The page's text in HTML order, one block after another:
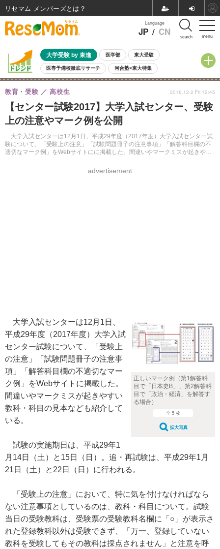
menu
Language
JP / CN search
大学受験 by 東進 医学部 東大受験
医専予備校徹底リサーチ 河合塾×東大特集
親子で考える大学選び 高校受験 中学受験 小学校受験
共通テスト 夏休み
8月開催イベント・WS 全国公立高校 過去問 人気記事
自由研究教材（小学生向け） 自由研究教材（中学生向け）
【センター試験2017】大学入試センター、受験
上の注意やマーク例を公開
大学入試センターは12月1日、平成29年度（2017年度）大学入試センター試
験について、「受験上の注意」「試験問題冊子の注意事項」「解答科目欄の不
適切なマーク例」をWebサイトにに掲載した。間違いやマークミスが起きやす
教育・受験 高校生
advertisement
2016.12.2 Fri 12:45
正しいマーク例（第1解答科
目で「日本史B」、第2解答科
目で「政治・経済」を解答す
る場合）
全 5 枚
拡大写真
大学入試センターは12月1日、
平成29年度（2017年度）大学入試
センター試験について、「受験上
の注意」「試験問題冊子の注意事
項」「解答科目欄の不適切なマー
ク例」をWebサイトに掲載した。
間違いやマークミスが起きやすい
教科・科目の見本なども紹介して
いる。
試験の実施期日は、平成29年1
月14日（土）と15日（日）。追・再試験は、平成29年1月
21日（土）と22日（日）に行われる。
「受験上の注意」において、特に気を付けなければなら
ない注意事項としているのは、教科・科目について。試験
当日の受験教科は、受験票の受験教科名欄に「○」が表示さ
れた登録教科以外は受験できず、「万一、登録していない
教科を受験してもその教科は採点されません」と注意を呼
リセマム メンバーズ